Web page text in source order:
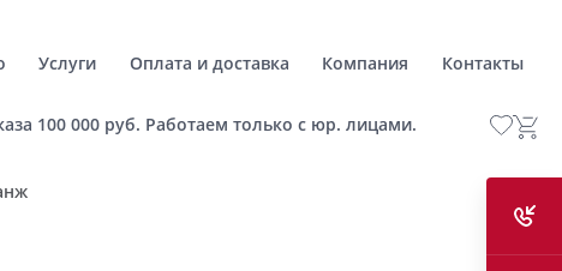
Услуги Оплата и доставка Компания Контакты
100 000 руб. Работаем только с юр. лицами.